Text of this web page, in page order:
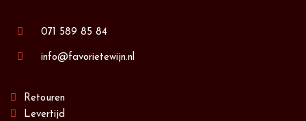
071 589 85 84
info@favorietewijn.nl
Retouren
Levertijd